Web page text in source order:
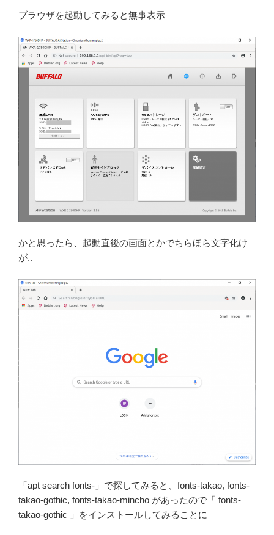
ブラウザを起動してみると無事表示
かと思ったら、起動直後の画面とかでちらほら文字化け
が..
「apt search fonts-」で探してみると、fonts-takao, fonts-
takao-gothic, fonts-takao-mincho があったので「 fonts-
takao-gothic 」をインストールしてみることに